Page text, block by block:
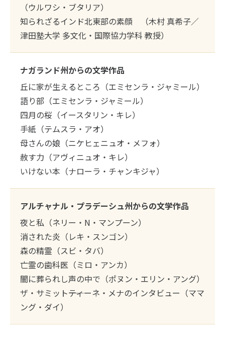
（ウルワシ・ブタリア）
知られざるインド北東部の素顔 （木村 真希子／
津田塾大学 多文化・国際協力学科 教授）
ナガランド州からの文学作品
丘に家が生えるところ（エミセンラ・ジャミール）
語り部（エミセンラ・ジャミール）
四月の桜（イースタリン・キレ）
手紙（テムスラ・アオ）
母さんの娘（ニケヒェニュオ・メフォ）
赦す力（アヴィニュオ・キレ）
いけない本（ナローラ・チャンキジャ）
アルチャナル・プラデーシュ州からの文学作品
夜と私（ネリー・N・マンプーン）
消された炎（レキ・スンゴン）
森の精霊（スビ・タバ）
亡霊の歯科医（ミロ・アンカ）
闇に葬られし声の中で（ポヌン・エリン・アング）
ザ・サミット――ティーネ・メナのインタビュー（ママ
ング・ダイ）